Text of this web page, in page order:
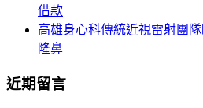
借款
高雄身心科傳統近視雷射團
隆鼻
近期留言